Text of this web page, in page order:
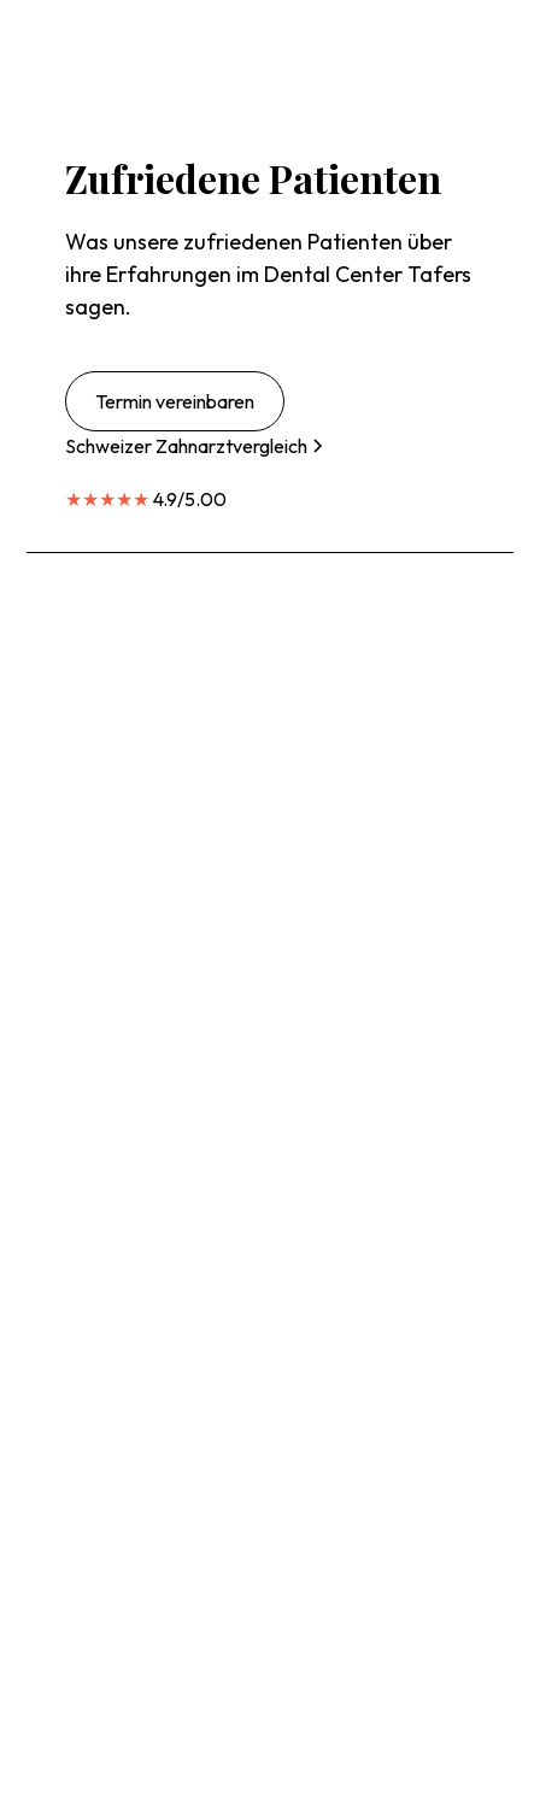
ZufriedenePatienten
Was unsere zufriedenen Patienten über
ihre Erfahrungen im Dental Center Tafers
sagen.
Termin vereinbaren
Schweizer Zahnarztvergleich
★★★★★4.9/5.00